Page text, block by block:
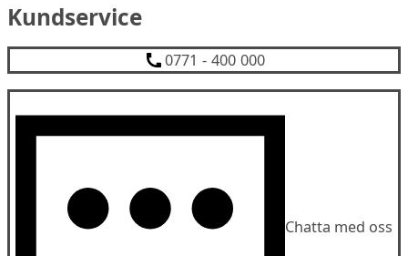
Kundservice
0771 - 400 000
Chatta med oss